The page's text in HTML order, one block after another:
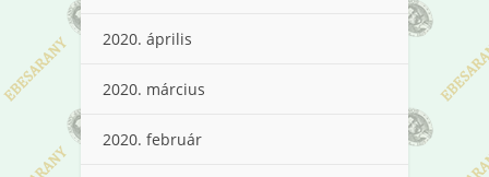
2020. április
2020. március
2020. február